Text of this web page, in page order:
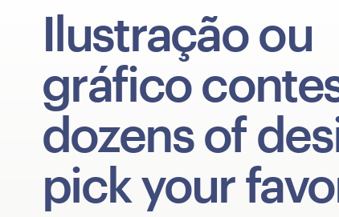
Ilustração ou
gráfico
dozens of
pick your
Encontre um designer
Inspiração
99designs Pro
Serviços